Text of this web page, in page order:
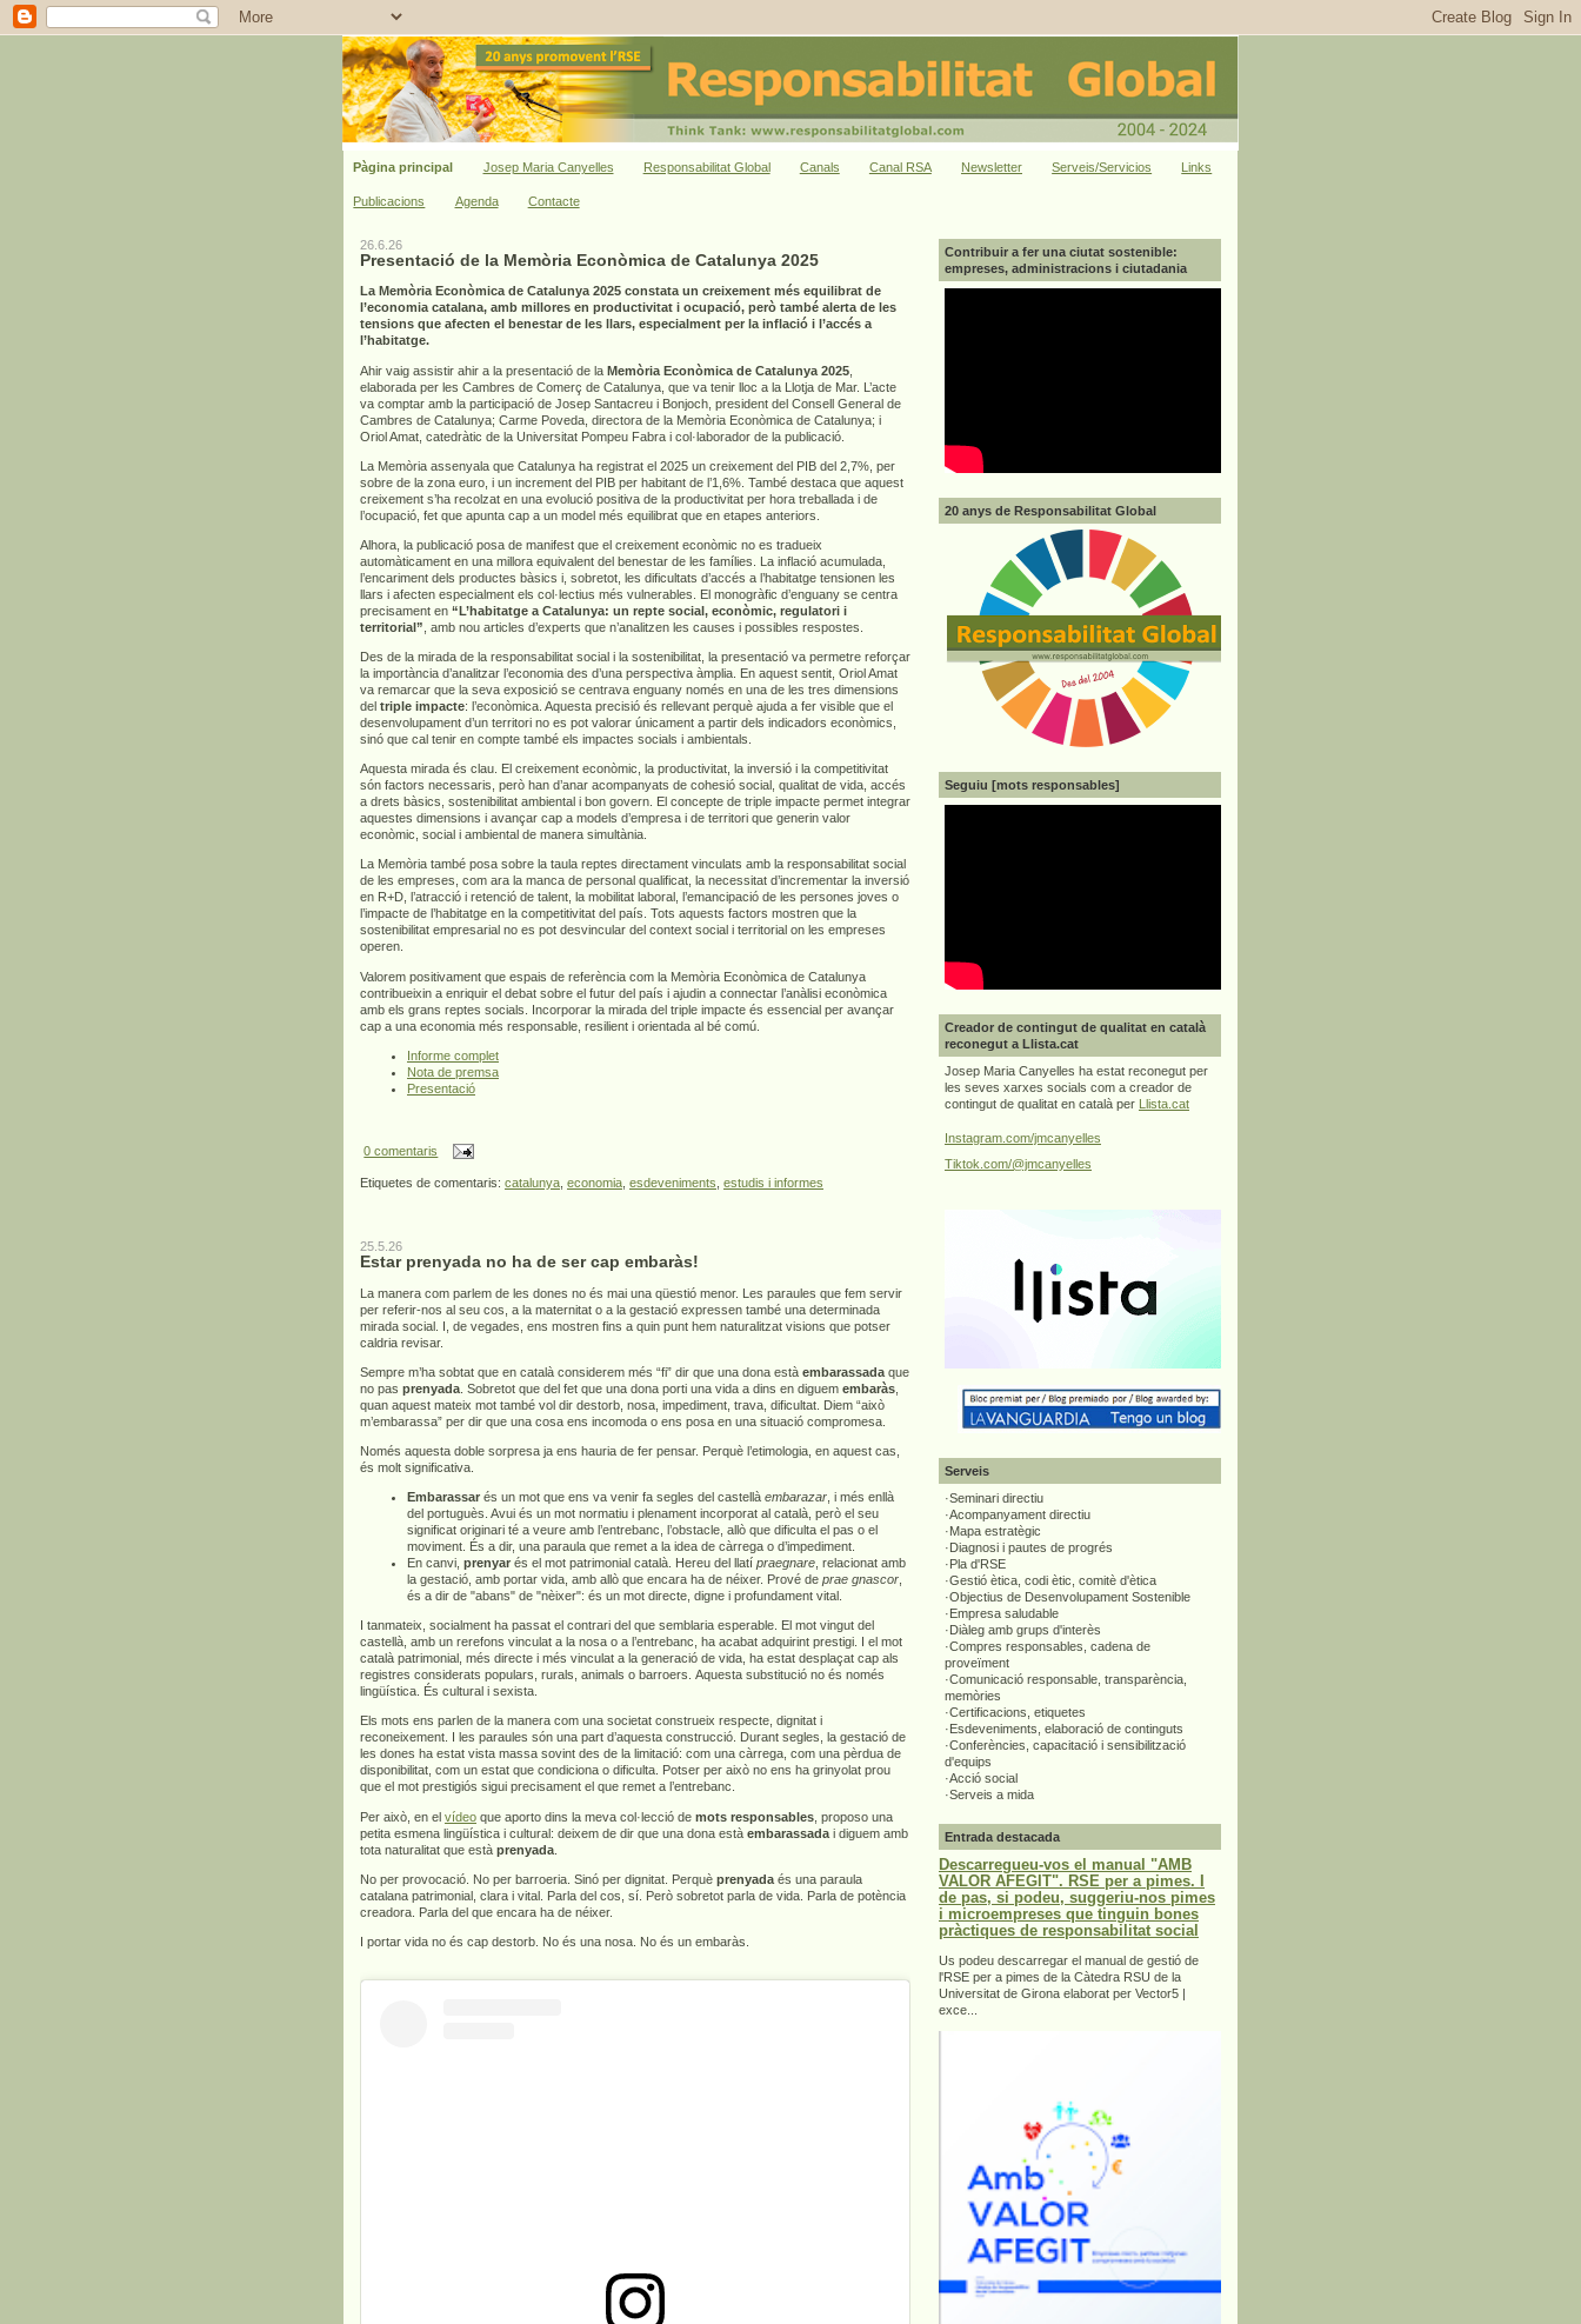
Pàgina principal Josep Maria Canyelles Responsabilitat Global Canals Canal RSA Newsletter Serveis/Servicios Links
Publicacions Agenda Contacte
26.6.26
Presentació de la Memòria Econòmica de Catalunya 2025
La Memòria Econòmica de Catalunya 2025 constata un creixement més equilibrat de
l’economia catalana, amb millores en productivitat i ocupació, però també alerta de les
tensions que afecten el benestar de les llars, especialment per la inflació i l’accés a
l’habitatge.
Ahir vaig assistir ahir a la presentació de la Memòria Econòmica de Catalunya 2025
elaborada per les Cambres de Comerç de Catalunya, que va tenir lloc a la Llotja de Mar. L’acte
va comptar amb la participació de Josep Santacreu i Bonjoch, president del Consell General de
Cambres de Catalunya; Carme Poveda, directora de la Memòria Econòmica de Catalunya; i
Oriol Amat, catedràtic de la Universitat Pompeu Fabra i col·laborador de la publicació.
La Memòria assenyala que Catalunya ha registrat el 2025 un creixement del PIB del 2,7%, per
sobre de la zona euro, i un increment del PIB per habitant de l’1,6%. També destaca que aquest
creixement s’ha recolzat en una evolució positiva de la productivitat per hora treballada i de
l’ocupació, fet que apunta cap a un model més equilibrat que en etapes anteriors.
Alhora, la publicació posa de manifest que el creixement econòmic no es tradueix
automàticament en una millora equivalent del benestar de les famílies. La inflació acumulada,
l’encariment dels productes bàsics i, sobretot, les dificultats d’accés a l’habitatge tensionen les
llars i afecten especialment els col·lectius més vulnerables. El monogràfic d’enguany se centra
precisament en “L’habitatge a Catalunya: un repte social, econòmic, regulatori i
territorial” , amb nou articles d’experts que n’analitzen les causes i possibles respostes.
Des de la mirada de la responsabilitat social i la sostenibilitat, la presentació va permetre reforçar
la importància d’analitzar l’economia des d’una perspectiva àmplia. En aquest sentit, Oriol Amat
va remarcar que la seva exposició se centrava enguany només en una de les tres dimensions
del triple impacte: l’econòmica. Aquesta precisió és rellevant perquè ajuda a fer visible que el
desenvolupament d’un territori no es pot valorar únicament a partir dels indicadors econòmics,
sinó que cal tenir en compte també els impactes socials i ambientals.
Aquesta mirada és clau. El creixement econòmic, la productivitat, la inversió i la competitivitat
són factors necessaris, però han d’anar acompanyats de cohesió social, qualitat de vida, accés
a drets bàsics, sostenibilitat ambiental i bon govern. El concepte de triple impacte permet integrar
aquestes dimensions i avançar cap a models d’empresa i de territori que generin valor
econòmic, social i ambiental de manera simultània.
La Memòria també posa sobre la taula reptes directament vinculats amb la responsabilitat social
de les empreses, com ara la manca de personal qualificat, la necessitat d’incrementar la inversió
en R+D, l’atracció i retenció de talent, la mobilitat laboral, l’emancipació de les persones joves o
l’impacte de l’habitatge en la competitivitat del país. Tots aquests factors mostren que la
sostenibilitat empresarial no es pot desvincular del context social i territorial on les empreses
operen.
Valorem positivament que espais de referència com la Memòria Econòmica de Catalunya
contribueixin a enriquir el debat sobre el futur del país i ajudin a connectar l’anàlisi econòmica
amb els grans reptes socials. Incorporar la mirada del triple impacte és essencial per avançar
cap a una economia més responsable, resilient i orientada al bé comú.
Informe complet
Nota de premsa
Presentació
0 comentaris
Etiquetes de comentaris: catalunya economia esdeveniments estudis i informes
25.5.26
Estar prenyada no ha de ser cap embaràs!
La manera com parlem de les dones no és mai una qüestió menor. Les paraules que fem servir
per referir-nos al seu cos, a la maternitat o a la gestació expressen també una determinada
mirada social. I, de vegades, ens mostren fins a quin punt hem naturalitzat visions que potser
caldria revisar.
Sempre m’ha sobtat que en català considerem més “fi” dir que una dona està embarassada que
no pas prenyada . Sobretot que del fet que una dona porti una vida a dins en diguem embaràs
quan aquest mateix mot també vol dir destorb, nosa, impediment, trava, dificultat. Diem “això
m’embarassa” per dir que una cosa ens incomoda o ens posa en una situació compromesa.
Només aquesta doble sorpresa ja ens hauria de fer pensar. Perquè l’etimologia, en aquest cas,
és molt significativa.
Embarassar és un mot que ens va venir fa segles del castellà embarazar , i més enllà
del portuguès. Avui és un mot normatiu i plenament incorporat al català, però el seu
significat originari té a veure amb l’entrebanc, l’obstacle, allò que dificulta el pas o el
moviment. És a dir, una paraula que remet a la idea de càrrega o d’impediment.
En canvi, prenyar és el mot patrimonial català. Hereu del llatí praegnare , relacionat amb
la gestació, amb portar vida, amb allò que encara ha de néixer. Prové de prae gnascor
és a dir de "abans" de "nèixer": és un mot directe, digne i profundament vital.
I tanmateix, socialment ha passat el contrari del que semblaria esperable. El mot vingut del
castellà, amb un rerefons vinculat a la nosa o a l’entrebanc, ha acabat adquirint prestigi. I el mot
català patrimonial, més directe i més vinculat a la generació de vida, ha estat desplaçat cap als
registres considerats populars, rurals, animals o barroers. Aquesta substitució no és només
lingüística. És cultural i sexista.
Els mots ens parlen de la manera com una societat construeix respecte, dignitat i
reconeixement. I les paraules són una part d’aquesta construcció. Durant segles, la gestació de
les dones ha estat vista massa sovint des de la limitació: com una càrrega, com una pèrdua de
disponibilitat, com un estat que condiciona o dificulta. Potser per això no ens ha grinyolat prou
que el mot prestigiós sigui precisament el que remet a l’entrebanc.
Per això, en el vídeo que aporto dins la meva col·lecció de mots responsables , proposo una
petita esmena lingüística i cultural: deixem de dir que una dona està embarassada i diguem amb
tota naturalitat que està prenyada
No per provocació. No per barroeria. Sinó per dignitat. Perquè prenyada és una paraula
catalana patrimonial, clara i vital. Parla del cos, sí. Però sobretot parla de vida. Parla de potència
creadora. Parla del que encara ha de néixer.
I portar vida no és cap destorb. No és una nosa. No és un embaràs.
Contribuir a fer una ciutat sostenible:
empreses, administracions i ciutadania
20 anys de Responsabilitat Global
Seguiu [mots responsables]
Creador de contingut de qualitat en català
reconegut a Llista.cat
Josep Maria Canyelles ha estat reconegut per
les seves xarxes socials com a creador de
contingut de qualitat en català per
Llista.cat
Instagram.com/jmcanyelles
Tiktok.com/@jmcanyelles
Serveis
·Seminari directiu
·Acompanyament directiu
·Mapa estratègic
·Diagnosi i pautes de progrés
·Pla d'RSE
·Gestió ètica, codi ètic, comitè d'ètica
·Objectius de Desenvolupament Sostenible
·Empresa saludable
·Diàleg amb grups d'interès
·Compres responsables, cadena de
proveïment
·Comunicació responsable, transparència,
memòries
·Certificacions, etiquetes
·Esdeveniments, elaboració de continguts
·Conferències, capacitació i sensibilització
d'equips
·Acció social
·Serveis a mida
Entrada destacada
Descarregueu-vos el manual "AMB
VALOR AFEGIT". RSE per a pimes. I
de pas, si podeu, suggeriu-nos pimes
i microempreses que tinguin bones
pràctiques de responsabilitat social
Us podeu descarregar el manual de gestió de
l'RSE per a pimes de la Càtedra RSU de la
Universitat de Girona elaborat per Vector5 |
exce...